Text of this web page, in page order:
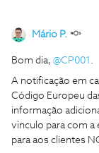
Mário P.
Bom dia, @CP001 .
A notificação em
Código Europeu
informação
vinculo para com
para aos clientes